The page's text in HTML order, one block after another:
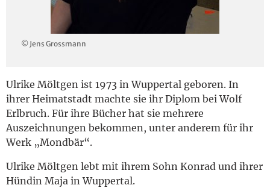
© Jens Grossmann
Ulrike Möltgen ist 1973 in Wuppertal geboren. In
ihrer Heimatstadt machte sie ihr Diplom bei Wolf
Erlbruch. Für ihre Bücher hat sie mehrere
Auszeichnungen bekommen, unter anderem für ihr
Werk „Mondbär“.
Ulrike Möltgen lebt mit ihrem Sohn Konrad und ihrer
Hündin Maja in Wuppertal.